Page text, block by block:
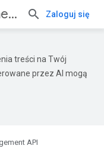
Chrome Management API Zaloguj się
treści na Twój
przez AI mogą
API